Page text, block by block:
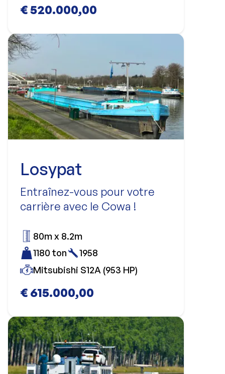
€ 520.000,00
Losypat
Entraînez-vous pour votre
carrière avec le Cowa !
€ 615.000,00
80m x 8.2m
1180 ton
1958
Mitsubishi S12A (953 HP)